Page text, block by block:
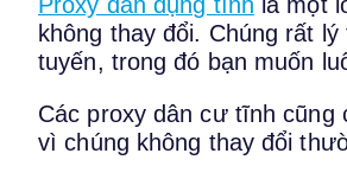
không thay đổi. Chúng rất
tuyến, trong đó bạn muốn
Các proxy dân cư tĩnh
vì chúng không thay đổi